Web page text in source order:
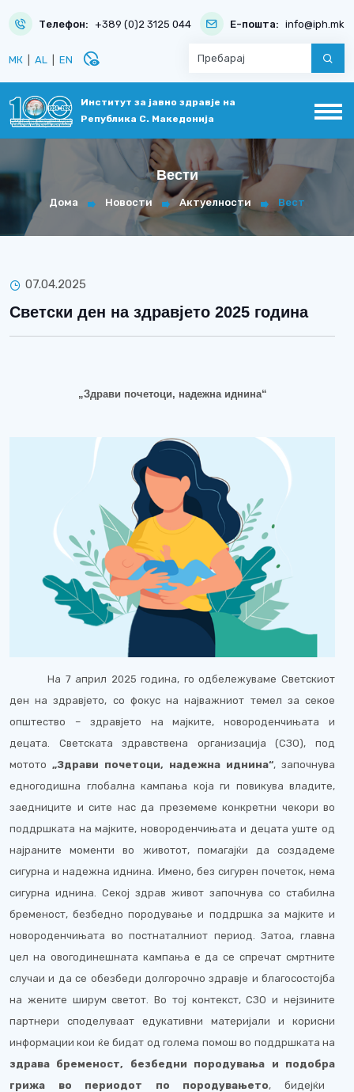
Телефон: +389 (0)2 3125 044 Е-пошта: info@iph.mk
МК AL EN disabled_visible
Институт за јавно здравје на
Република С. Македонија
Вести
Дома Новости Актуелности Вест
07.04.2025
Светски ден на здравјето 2025 година
„Здрави почетоци, надежна иднина“
На 7 април 2025 година, го одбележувамеСветскиот
ден на здравјето, со фокус на најважниот темел за секое
општество – здравјето на мајките, новороденчињата и
децата. Светската здравствена организација (СЗО), под
мотото „Здрави почетоци, надежна иднина“, започнува
едногодишна глобална кампања која ги повикува владите,
заедниците и сите нас да преземеме конкретни чекори во
поддршката на мајките, новороденчињата и децата уштеод
најраните моментиво животот, помагајќи да создадеме
сигурна и надежна иднина. Имено, без сигурен почеток, нема
сигурна иднина. Секој здрав живот започнува со стабилна
бременост,безбедно породување и поддршка за мајките и
новороденчињата во постнаталниот период.
Затоа, главна
цел на овогодинешната кампања е да сеспречат смртните
случаи и да се обезбеди долгорочно здравје и благосостојба
на жените ширум светот.Во тој контекст, СЗОи нејзините
партнери споделуваат едукативни материјали и корисни
информациикои ќебидат од голема помош во поддршката на
здрава бременост, безбедни породувања
и подобра
грижа во периодот по породувањето, бидејќи